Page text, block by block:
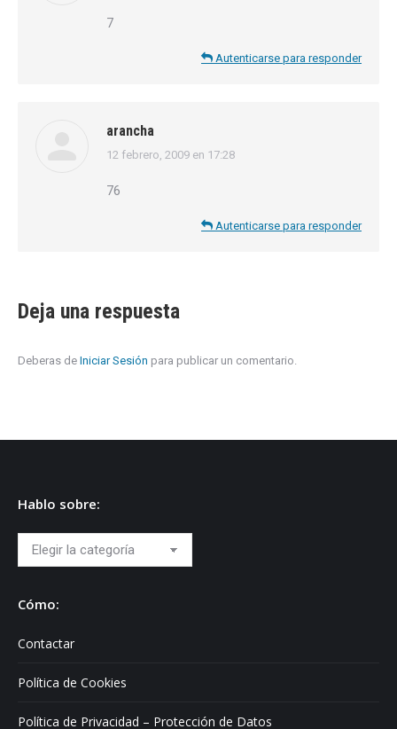
7
Autenticarse para responder
arancha
dice:
12 febrero, 2009 en 17:28
76
Autenticarse para responder
Deja una respuesta
Deberas de Iniciar Sesión para publicar un comentario.
Hablo sobre:
Hablo
sobre:
Cómo:
Contactar
Política de Cookies
Política de Privacidad – Protección de Datos